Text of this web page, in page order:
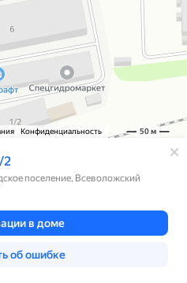
Конфиденциальность 50 м
2
поселение, Всеволожский
в доме
об ошибке